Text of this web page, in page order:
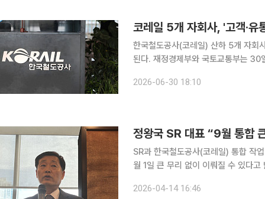
코레일 5개 자회사, '고객·유
한국철도공사(코레일) 산하 5개 자회
된다. 재정경제부와 국토교통부는 30일 제8차 공공기관운영위원회에서 이러한 내용의 '한국철도공
코레일관광개발, 코레일네트웍스, 코
2026-06-30 18:10
정왕국 SR 대표 “9월 통합
SR과 한국철도공사(코레일) 통합 작
월 1일 큰 무리 없이 이뤄질 수 있다
14일 출입기자단과의 오찬 간담회에
2026-04-14 16:46